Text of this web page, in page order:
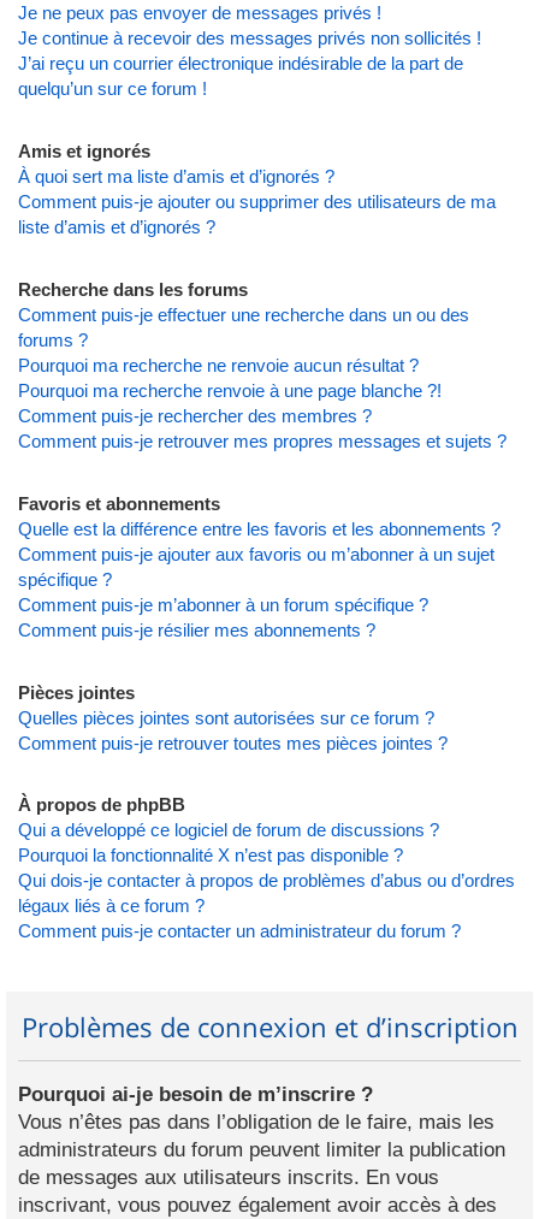
Je ne peux pas envoyer de messages privés !
Je continue à recevoir des messages privés non sollicités !
J’ai reçu un courrier électronique indésirable de la part de
quelqu’un sur ce forum !
Amis et ignorés
À quoi sert ma liste d’amis et d’ignorés ?
Comment puis-je ajouter ou supprimer des utilisateurs de ma
liste d’amis et d’ignorés ?
Recherche dans les forums
Comment puis-je effectuer une recherche dans un ou des
forums ?
Pourquoi ma recherche ne renvoie aucun résultat ?
Pourquoi ma recherche renvoie à une page blanche ?!
Comment puis-je rechercher des membres ?
Comment puis-je retrouver mes propres messages et sujets ?
Favoris et abonnements
Quelle est la différence entre les favoris et les abonnements ?
Comment puis-je ajouter aux favoris ou m’abonner à un sujet
spécifique ?
Comment puis-je m’abonner à un forum spécifique ?
Comment puis-je résilier mes abonnements ?
Pièces jointes
Quelles pièces jointes sont autorisées sur ce forum ?
Comment puis-je retrouver toutes mes pièces jointes ?
À propos de phpBB
Qui a développé ce logiciel de forum de discussions ?
Pourquoi la fonctionnalité X n’est pas disponible ?
Qui dois-je contacter à propos de problèmes d’abus ou d’ordres
légaux liés à ce forum ?
Comment puis-je contacter un administrateur du forum ?
Problèmes de connexion et d’inscription
Pourquoi ai-je besoin de m’inscrire ?
Vous n’êtes pas dans l’obligation de le faire, mais les
administrateurs du forum peuvent limiter la publication
de messages aux utilisateurs inscrits. En vous
inscrivant, vous pouvez également avoir accès à des